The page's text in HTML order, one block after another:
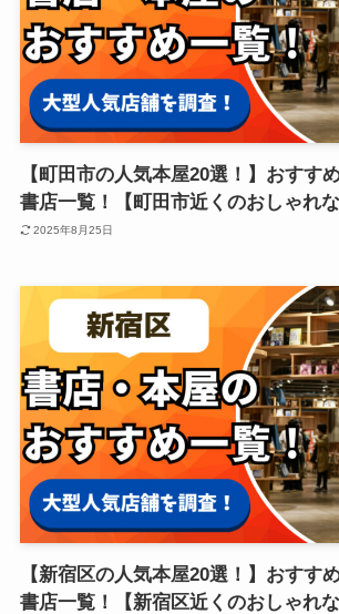
【町田市の人気本屋20選！】おすす
書店一覧！【町田市近くのおしゃれな
2025年8月25日
【新宿区の人気本屋20選！】おすす
書店一覧！【新宿区近くのおしゃれな